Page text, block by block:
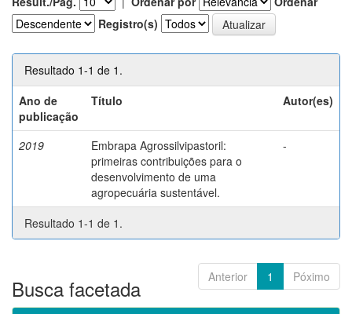
Registro(s)
Resultado 1-1 de 1.
Ano de
publicação
Título Autor(es)
2019
Embrapa Agrossilvipastoril:
primeiras contribuições para o
desenvolvimento de uma
agropecuária sustentável.
-
Resultado 1-1 de 1.
Anterior 1 Póximo
Busca facetada